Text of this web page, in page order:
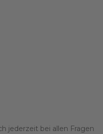
jederzeit bei allen Fragen